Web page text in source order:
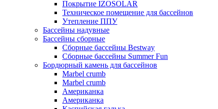
Покрытие IZOSOLAR
Техническое помещение для бассейнов
Утепление ППУ
Бассейны надувные
Бассейны сборные
Сборные бассейны Bestway
Сборные бассейны Summer Fun
Бордюрный камень для бассейнов
Marbel crumb
Marbel crumb
Американка
Американка